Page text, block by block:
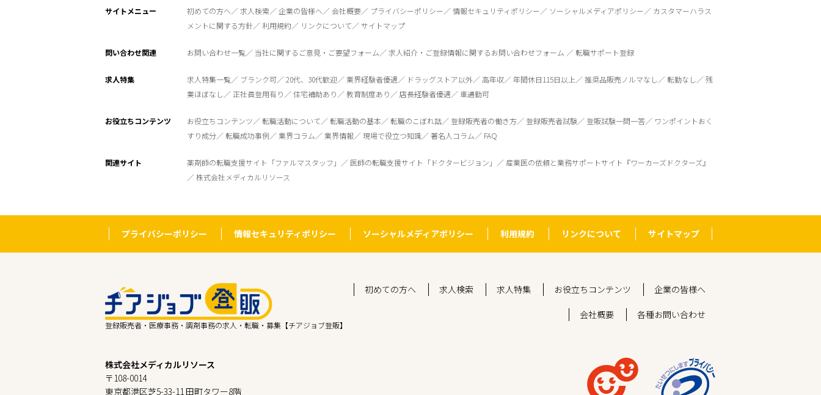
サイトメニュー 初めての方へ 求人検索 企業の皆様へ 会社概要 プライバシーポリシー 情報セキュリティポリシー ソーシャルメディアポリシー
カスタマーハラス
メントに関する方針
利用規約 リンクについて サイトマップ
問い合わせ関連 お問い合わせ一覧 当社に関するご意見・ご要望フォーム 求人紹介・ご登録情報に関するお問い合わせフォーム 転職サポート登録
求人特集 求人特集一覧 ブランク可 20代、30代歓迎 業界経験者優遇 ドラッグストア以外 高年収 年間休日115日以上 推奨品販売ノルマなし 転勤なし
残
業ほぼなし
正社員登用有り 住宅補助あり 教育制度あり 店長経験者優遇 車通勤可
お役立ちコンテンツ お役立ちコンテンツ 転職活動について 転職活動の基本 転職のこぼれ話 登録販売者の働き方 登録販売者試験 登販試験一問一答
ワンポイントおく
すり成分
転職成功事例 業界コラム 業界情報 現場で役立つ知識 著名人コラム FAQ
関連サイト 薬剤師の転職支援サイト「ファルマスタッフ」 医師の転職支援サイト「ドクタービジョン」
産業医の依頼と業務サポートサイト『ワーカーズドクターズ』
株式会社メディカルリソース
プライバシーポリシー 情報セキュリティポリシー ソーシャルメディアポリシー 利用規約 リンクについて サイトマップ
登録販売者・医療事務・調剤事務の求人・転職・募集【チアジョブ登販】
初めての方へ 求人検索 求人特集 お役立ちコンテンツ 企業の皆様へ
会社概要 各種お問い合わせ
株式会社メディカルリソース
〒108-0014
東京都港区芝5-33-11 田町タワー8階